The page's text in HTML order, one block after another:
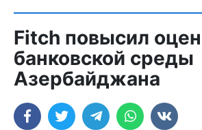
Fitch повысил
банковской среды
Азербайджана